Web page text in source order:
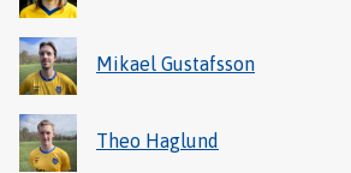
Mikael Gustafsson
Theo Haglund